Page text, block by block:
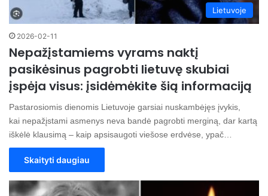
Lietuvoje
2026-02-11
Nepažįstamiems vyrams naktį
pasikėsinus pagrobti lietuvę skubiai
įspėja visus: įsidėmėkite šią informaciją
Pastarosiomis dienomis Lietuvoje garsiai nuskambėjęs įvykis,
kai nepažįstami asmenys neva bandė pagrobti merginą, dar kartą
iškėlė klausimą – kaip apsisaugoti viešose erdvėse, ypač…
Skaityti daugiau